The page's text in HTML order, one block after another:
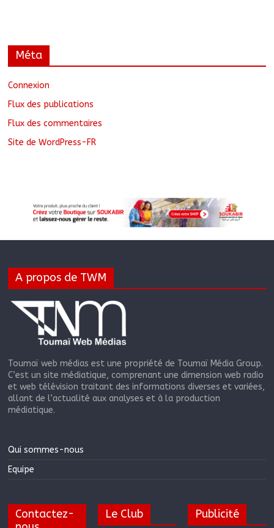
Méta
Connexion
Flux des publications
Flux des commentaires
Site de WordPress-FR
A propos de TWM
Toumaï web médias est une propriété de Toumaï Média Group.
C’est un site médiatique, comprenant une dimension web radio
et web télévision traitant des informations diverses et variées,
allant de l’actualité aux analyses et à la production
médiatique.
Qui sommes-nous
Equipe
Contactez-
Le Club Publicité